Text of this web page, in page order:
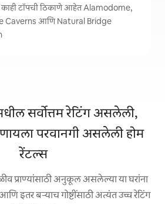
काही टॉपची ठिकाणे आहेत Alamodome,
Caverns आणि Natural Bridge
सर्वोत्तम रेटिंग असलेली,
परवानगी असलेली होम
रेंटल्स
प्राण्यांसाठी अनुकूल असलेल्या या घरांना
इतर बऱ्याच गोष्टींसाठी अत्यंत उच्च रेटिंग